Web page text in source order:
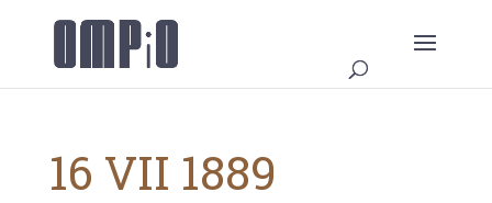
16 VII 1889